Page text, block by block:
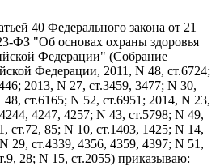
40 Федерального закона от 21
ФЗ "Об основах охраны здоровья
Федерации" (Собрание
Федерации, 2011, N 48, ст.6724;
2013, N 27, ст.3459, 3477; N 30,
ст.6165; N 52, ст.6951; 2014, N 23,
4247, 4257; N 43, ст.5798; N 49,
ст.72, 85; N 10, ст.1403, 1425; N 14,
29, ст.4339, 4356, 4359, 4397; N 51,
28; N 15, ст.2055) приказываю: